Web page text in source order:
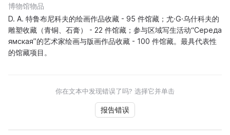
博物馆物品
D. A. 特鲁布尼科夫的绘画作品收藏 - 95 件馆藏；尤·G·乌什科夫的
雕塑收藏（青铜、石膏） - 22 件馆藏；参与区域写生活动“Середа
ямская”的艺术家绘画与版画作品收藏 - 100 件馆藏。最具代表性
的馆藏项目。
你在文本中发现错误了吗? 选择它并单击
报告错误